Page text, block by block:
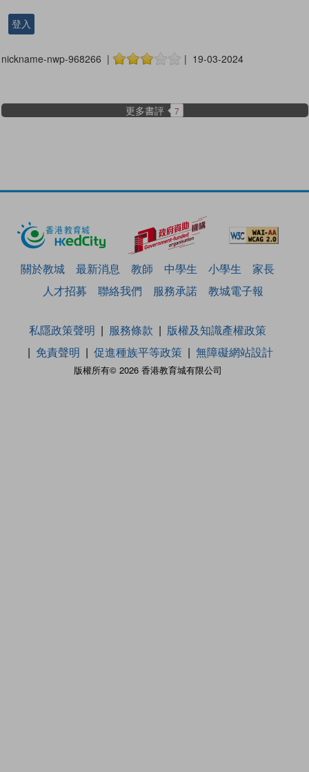
登入
nickname-nwp-968266 | | 19-03-2024
更多書評 7
關於教城 最新消息 教師 中學生 小學生
家長
人才招募
聯絡我們 服務承諾 教城電子報
版權所有© 2026 香港教育城有限公司
私隱政策聲明 服務條款
版權及知識產權政策
免責聲明
促進種族平等政策 無障礙網站設計